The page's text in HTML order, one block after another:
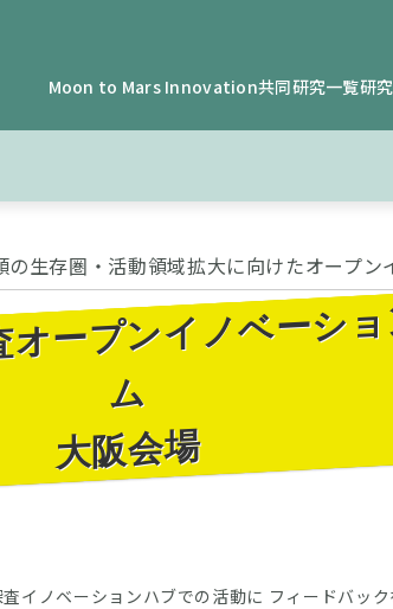
Moon to Mars Innovation共同研究一覧研
生存圏・活動領域拡大に向けたオープン
ープンイノベーシ
ム
大阪会場
イノベーションハブでの活動に フィードバッ